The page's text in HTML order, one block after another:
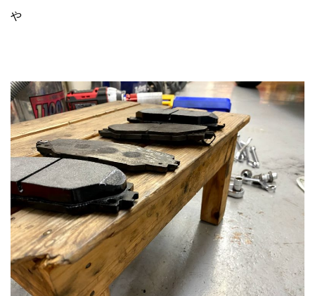
や